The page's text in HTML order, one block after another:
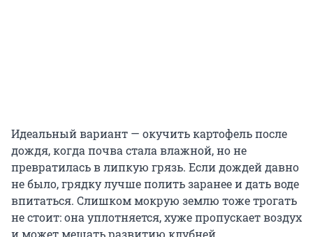
Идеальный вариант — окучить картофель после
дождя, когда почва стала влажной, но не
превратилась в липкую грязь. Если дождей давно
не было, грядку лучше полить заранее и дать воде
впитаться. Слишком мокрую землю тоже трогать
не стоит: она уплотняется, хуже пропускает воздух
и может мешать развитию клубней.